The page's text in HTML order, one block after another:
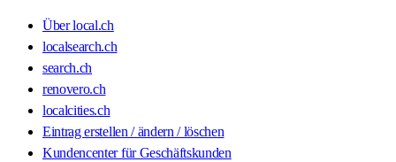
Über local.ch
localsearch.ch
search.ch
renovero.ch
localcities.ch
Eintrag erstellen / ändern / löschen
Kundencenter für Geschäftskunden